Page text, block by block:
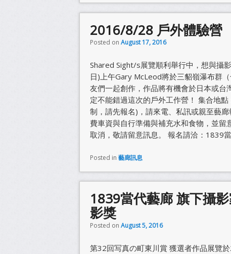
2016/8/28 戶外體驗營
Posted on August 17, 2016
Shared Sight/s展覽順利舉行中，想與攝
日)上午Gary McLeod將於三貂嶺瀑布群
友們一起創作，作品將有機會於日本或
定不能錯過這次的戶外工作營！ 集合地
制，請先報名)，請來電、私訊或親至藝
費車資與自行準備與補充水和食物，並
取消，敬請留意訊息。 報名請洽：1839
Posted in 藝廊訊息
1839當代藝廊 旗下攝
影獎
Posted on August 5, 2016
第32回写真の町東川賞 獲選者作品展覽